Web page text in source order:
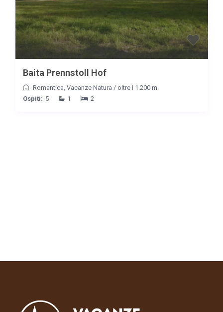
Baita Prennstoll Hof
Romantica Vacanze Natura / oltre i 1.200 m.
Ospiti: 5 1 2